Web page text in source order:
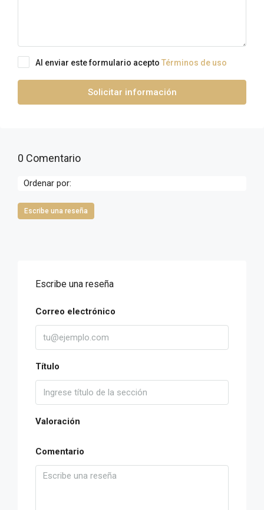
Al enviar este formulario acepto Términos de uso
Solicitar información
0 Comentario
Ordenar por:
Escribe una reseña
Escribe una reseña
Correo electrónico
Título
Valoración
Comentario